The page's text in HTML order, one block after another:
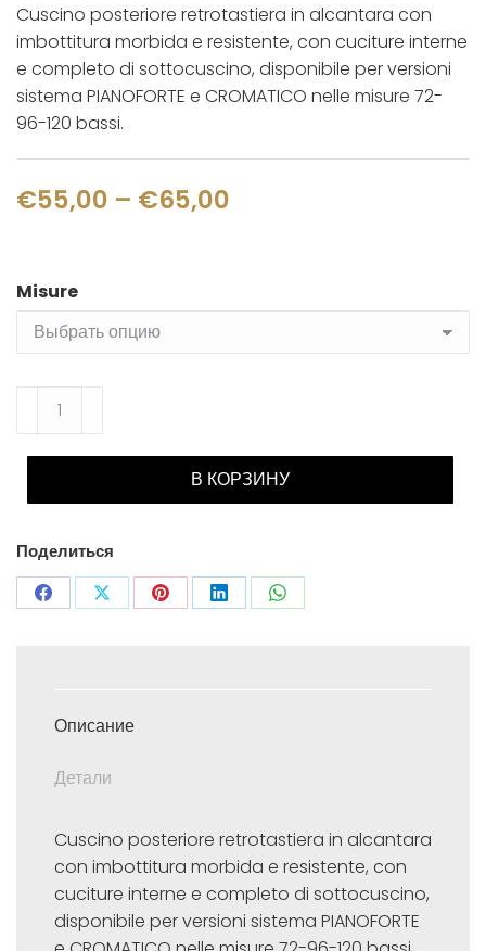
€55,00 – €65,00
–
€65,00
Cuscino posteriore retrotastiera in alcantara con
imbottitura morbida e resistente, con cuciture interne
e completo di sottocuscino, disponibile per versioni
sistema PIANOFORTE e CROMATICO nelle misure 72-
96-120 bassi.
Misure
Количество
Cuscino
В КОРЗИНУ
Поделиться
ПоделитьсяПоделитьсяПоделитьсяПоделитьсяПоделиться
Описание
Детали
Cuscino posteriore retrotastiera in alcantara
con imbottitura morbida e resistente, con
cuciture interne e completo di sottocuscino,
disponibile per versioni sistema PIANOFORTE